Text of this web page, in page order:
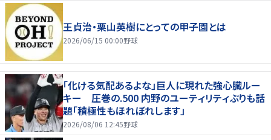
王貞治・栗山英樹にとっての甲子園とは
2026/06/15 00:00野球
「化ける気配あるよな」巨人に現れた強心臓ルー
キー 圧巻の.500 内野のユーティリティぶりも話
題「積極性もほれぼれします」
2026/08/06 12:45野球